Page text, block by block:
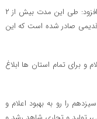
، محمد کلامی ،معاون امور اقتصادی استاندار آذربایجان‌شرقی افزود: طی این مدت بیش از ۲
قدیمی صادر شده است که این
برای تمام استان ها ابلاغ
آمدن دولت سیزدهم را رو به بهبود اعلام و